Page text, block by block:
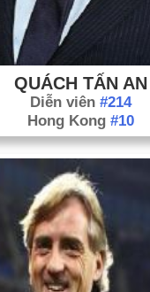
QUÁCH TẤN AN
Diễn viên #214
Hong Kong #10